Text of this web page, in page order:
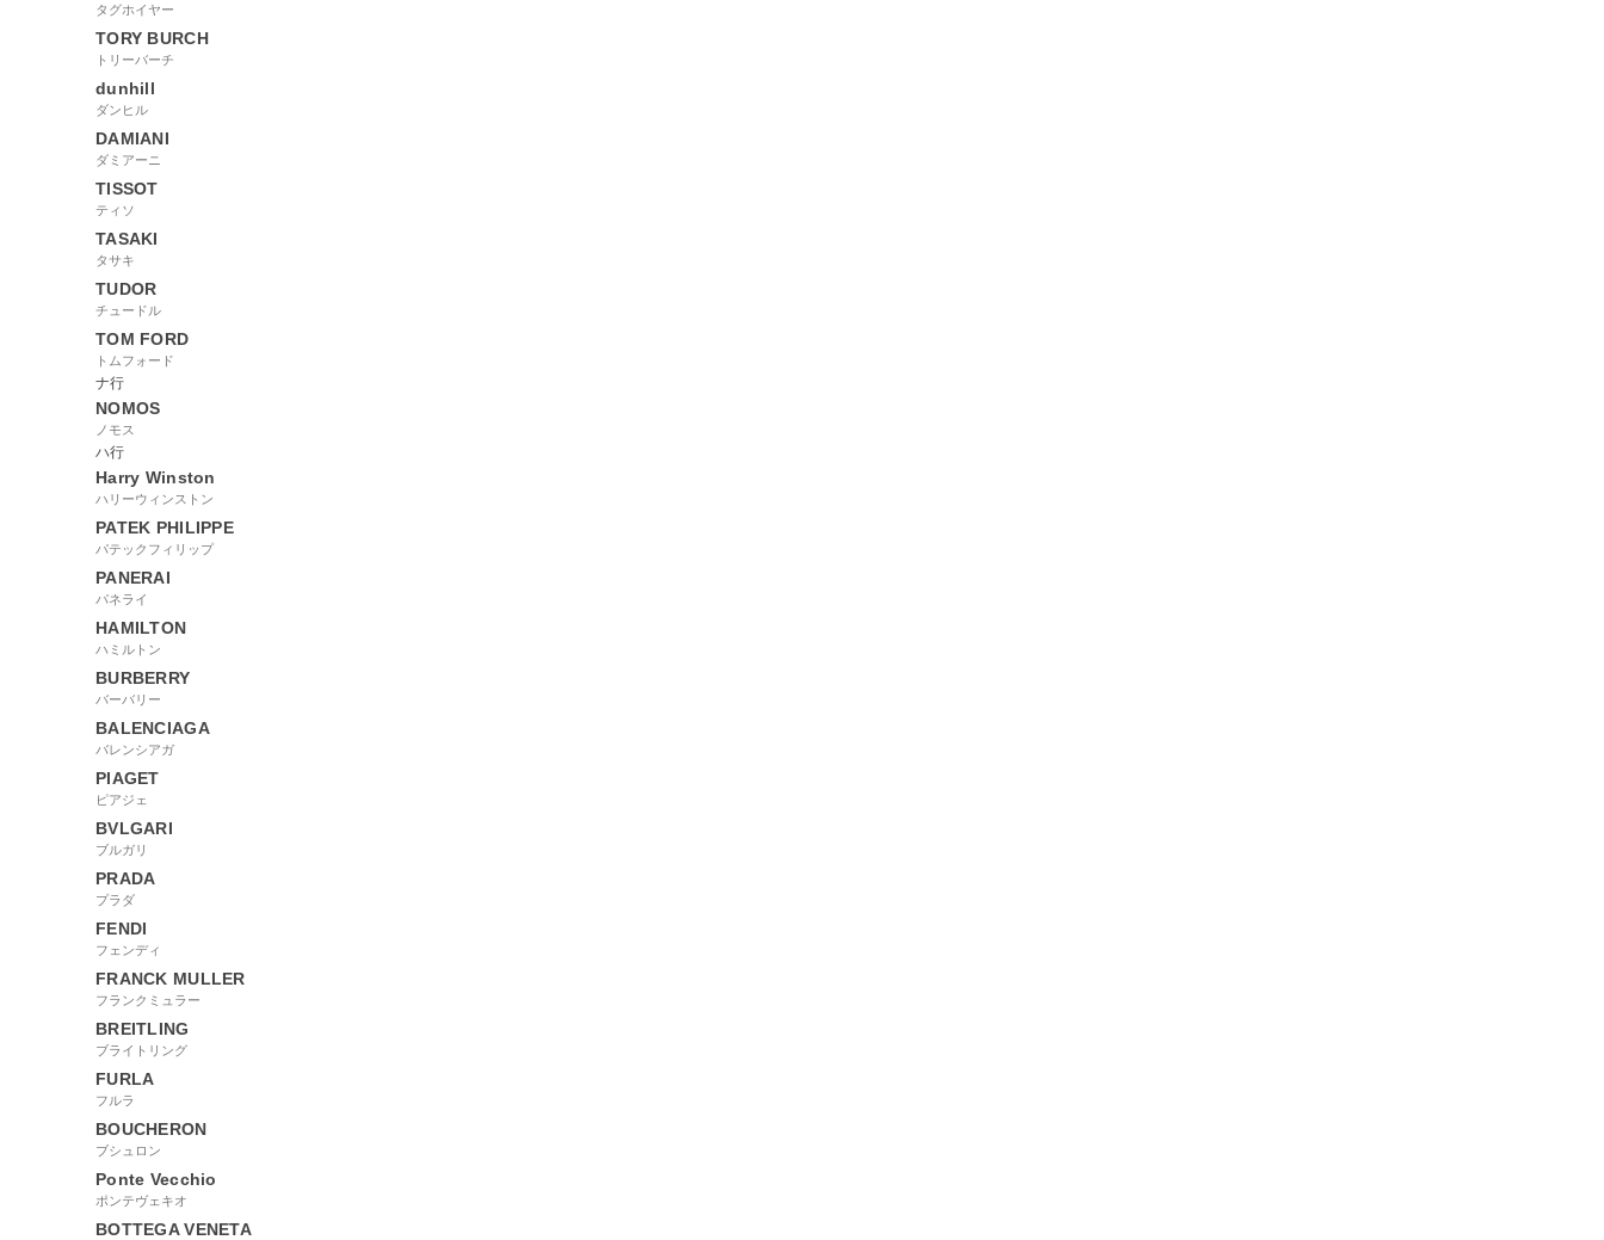
タグホイヤー
TORY BURCH
トリーバーチ
dunhill
ダンヒル
DAMIANI
ダミアーニ
TISSOT
ティソ
TASAKI
タサキ
TUDOR
チュードル
TOM FORD
トムフォード
ナ行
NOMOS
ノモス
ハ行
Harry Winston
ハリーウィンストン
PATEK PHILIPPE
パテックフィリップ
PANERAI
パネライ
HAMILTON
ハミルトン
BURBERRY
バーバリー
BALENCIAGA
バレンシアガ
PIAGET
ピアジェ
BVLGARI
ブルガリ
PRADA
プラダ
FENDI
フェンディ
FRANCK MULLER
フランクミュラー
BREITLING
ブライトリング
FURLA
フルラ
BOUCHERON
ブシュロン
Ponte Vecchio
ポンテヴェキオ
BOTTEGA VENETA